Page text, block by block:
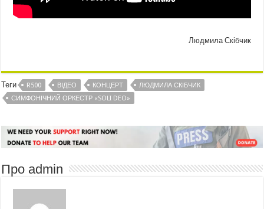
Людмила Скібчик
Теги R500 ВІДЕО КОНЦЕРТ
ЛЮДМИЛА СКІБЧИК
СИМФОНІЧНИЙ ОРКЕСТР «SOLI DEO»
Про admin